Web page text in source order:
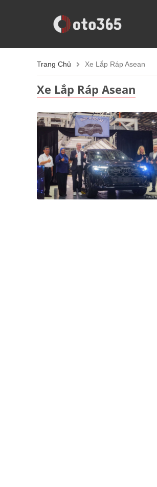
Trang Chủ Xe Lắp Ráp Asean
Xe Lắp Ráp Asean